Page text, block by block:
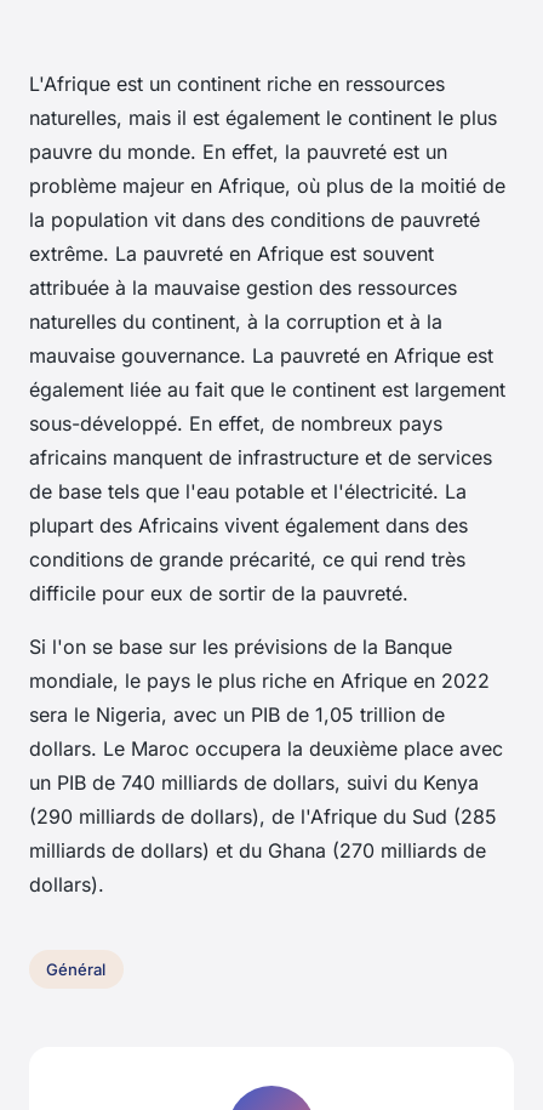
L'Afrique est un continent riche en ressources
naturelles, mais il est également le continent le plus
pauvre du monde. En effet, la pauvreté est un
problème majeur en Afrique, où plus de la moitié de
la population vit dans des conditions de pauvreté
extrême. La pauvreté en Afrique est souvent
attribuée à la mauvaise gestion des ressources
naturelles du continent, à la corruption et à la
mauvaise gouvernance. La pauvreté en Afrique est
également liée au fait que le continent est largement
sous-développé. En effet, de nombreux pays
africains manquent de infrastructure et de services
de base tels que l'eau potable et l'électricité. La
plupart des Africains vivent également dans des
conditions de grande précarité, ce qui rend très
difficile pour eux de sortir de la pauvreté.
Si l'on se base sur les prévisions de la Banque
mondiale, le pays le plus riche en Afrique en 2022
sera le Nigeria, avec un PIB de 1,05 trillion de
dollars. Le Maroc occupera la deuxième place avec
un PIB de 740 milliards de dollars, suivi du Kenya
(290 milliards de dollars), de l'Afrique du Sud (285
milliards de dollars) et du Ghana (270 milliards de
dollars).
Général